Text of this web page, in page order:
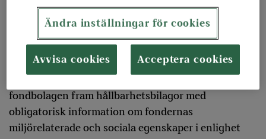
finns det totalt 13 fonder varav 12 är artikel 8-fonder
För varje fond som främjar miljörelaterade och/eller
fondbolagen fram hållbarhetsbilagor med
obligatorisk information om fondernas
miljörelaterade och sociala egenskaper i enlighet
Ändra inställningar för cookies
Avvisa cookies Acceptera cookies